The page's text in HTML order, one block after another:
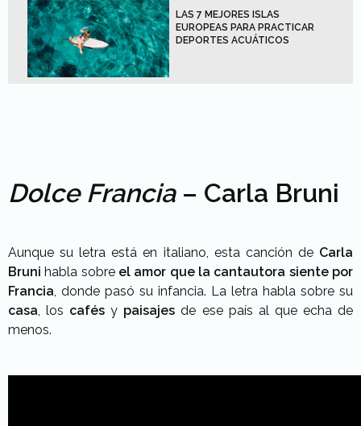
LAS 7 MEJORES ISLAS
EUROPEAS PARA PRACTICAR
DEPORTES ACUÁTICOS
Dolce Francia– Carla Bruni
Aunque su letra está en italiano, esta canción de Carla
Bruni habla sobre el amor que la cantautora siente por
Francia, donde pasó su infancia. La letra habla sobre su
casa, los cafés y paisajes de ese país al que echa de
menos.